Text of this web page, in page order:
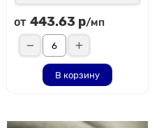
от 443.63 р/мп
В корзину